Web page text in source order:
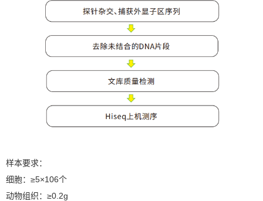
样本要求：
细胞：≥5×106个
动物组织：≥0.2g